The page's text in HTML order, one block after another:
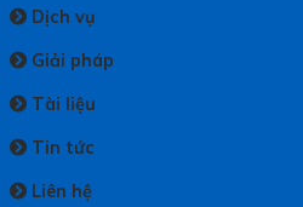
Dịch vụ
Giải pháp
Tài liệu
Tin tức
Liên hệ